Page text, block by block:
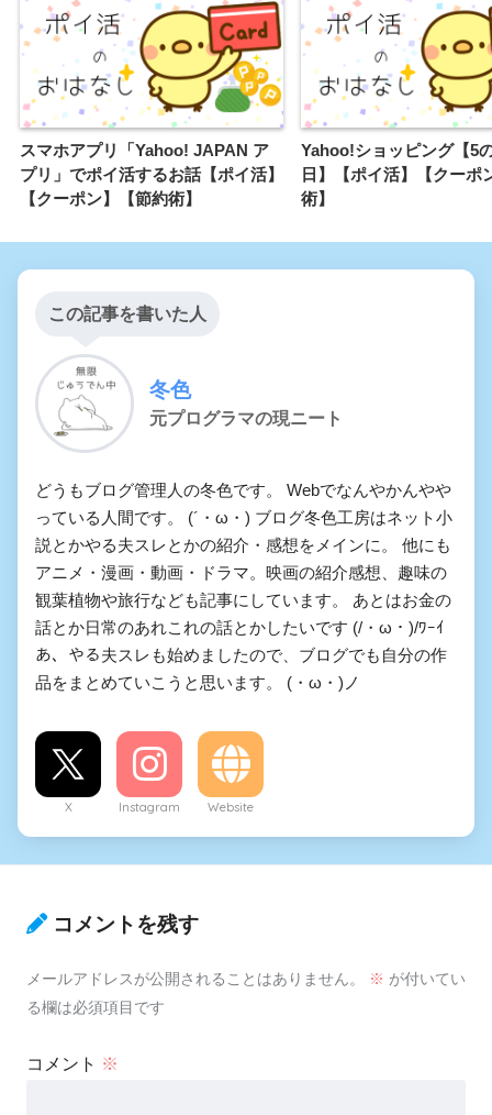
スマホアプリ「Yahoo! JAPAN ア
プリ」でポイ活するお話【ポイ活】
【クーポン】【節約術】
Yahoo!ショッピング【5
日】【ポイ活】【クーポ
術】
この記事を書いた人
冬色
元プログラマの現ニート
どうもブログ管理人の冬色です。 Webでなんやかんやや
っている人間です。 (´・ω・) ブログ冬色工房はネット小
説とかやる夫スレとかの紹介・感想をメインに。 他にも
アニメ・漫画・動画・ドラマ。映画の紹介感想、趣味の
観葉植物や旅行なども記事にしています。 あとはお金の
話とか日常のあれこれの話とかしたいです (/・ω・)/ﾜｰｲ
あ、やる夫スレも始めましたので、ブログでも自分の作
品をまとめていこうと思います。 (・ω・)ノ
X Instagram Website
コメントを残す
メールアドレスが公開されることはありません。 ※ が付いてい
る欄は必須項目です
コメント ※